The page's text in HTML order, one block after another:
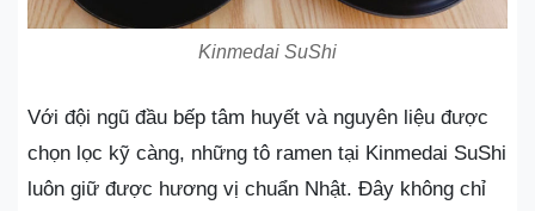
Kinmedai SuShi
Với đội ngũ đầu bếp tâm huyết và nguyên liệu được
chọn lọc kỹ càng, những tô ramen tại Kinmedai SuShi
luôn giữ được hương vị chuẩn Nhật. Đây không chỉ